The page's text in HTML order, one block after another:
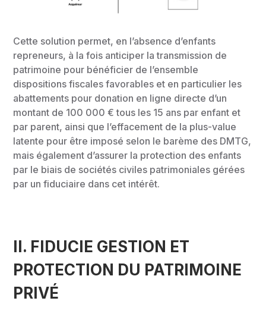
Cette solution permet, en l’absence d’enfants
repreneurs, à la fois anticiper la transmission de
patrimoine pour bénéficier de l’ensemble
dispositions fiscales favorables et en particulier les
abattements pour donation en ligne directe d’un
montant de 100 000 € tous les 15 ans par enfant et
par parent, ainsi que l’effacement de la plus-value
latente pour être imposé selon le barème des DMTG,
mais également d’assurer la protection des enfants
par le biais de sociétés civiles patrimoniales gérées
par un fiduciaire dans cet intérêt.
II. FIDUCIE GESTION ET
PROTECTION DU PATRIMOINE
PRIVÉ